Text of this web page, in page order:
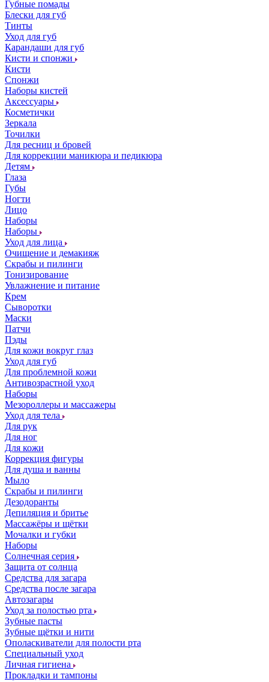
Губные помады
Блески для губ
Тинты
Уход для губ
Карандаши для губ
Кисти и спонжи
Кисти
Спонжи
Наборы кистей
Аксессуары
Косметички
Зеркала
Точилки
Для ресниц и бровей
Для коррекции маникюра и педикюра
Детям
Глаза
Губы
Ногти
Лицо
Наборы
Наборы
Уход для лица
Очищение и демакияж
Скрабы и пилинги
Тонизирование
Увлажнение и питание
Крем
Сыворотки
Маски
Патчи
Пэды
Для кожи вокруг глаз
Уход для губ
Для проблемной кожи
Антивозрастной уход
Наборы
Мезороллеры и массажеры
Уход для тела
Для рук
Для ног
Для кожи
Коррекция фигуры
Для душа и ванны
Мыло
Скрабы и пилинги
Дезодоранты
Депиляция и бритье
Массажёры и щётки
Мочалки и губки
Наборы
Солнечная серия
Защита от солнца
Средства для загара
Средства после загара
Автозагары
Уход за полостью рта
Зубные пасты
Зубные щётки и нити
Ополаскиватели для полости рта
Специальный уход
Личная гигиена
Прокладки и тампоны